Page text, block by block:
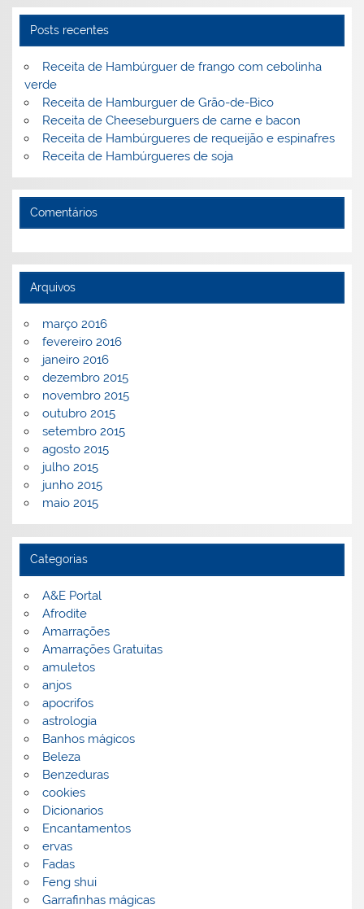
o
k
ai
Posts recentes
Receita de Hambúrguer de frango com cebolinha
verde
Receita de Hamburguer de Grão-de-Bico
Receita de Cheeseburguers de carne e bacon
Receita de Hambúrgueres de requeijão e espinafres
Receita de Hambúrgueres de soja
Comentários
Arquivos
março 2016
fevereiro 2016
janeiro 2016
dezembro 2015
novembro 2015
outubro 2015
setembro 2015
agosto 2015
julho 2015
junho 2015
maio 2015
Categorias
A&E Portal
Afrodite
Amarrações
Amarrações Gratuitas
amuletos
anjos
apocrifos
astrologia
Banhos mágicos
Beleza
Benzeduras
cookies
Dicionarios
Encantamentos
ervas
Fadas
Feng shui
Garrafinhas mágicas